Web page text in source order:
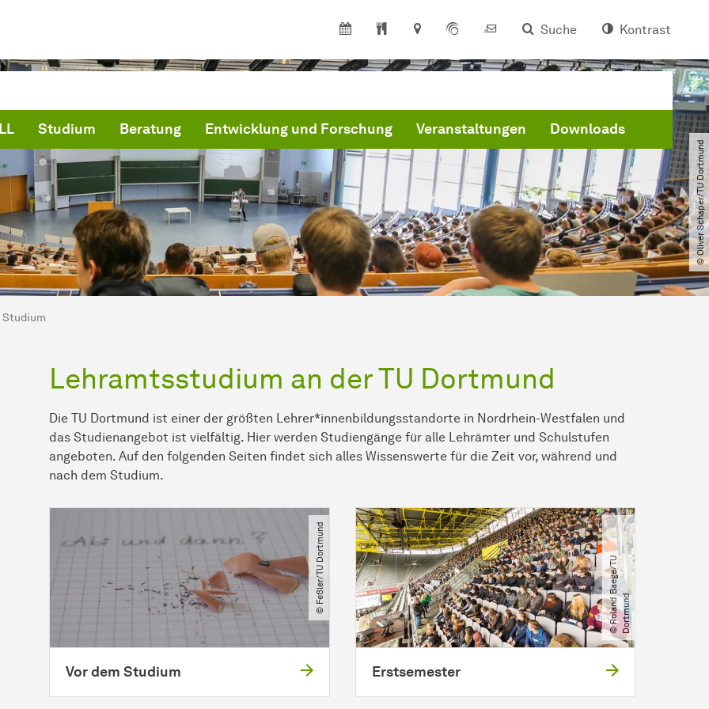
Suche Kontrast
Studium Beratung Entwicklung und Forschung Veranstaltungen Downloads
© Oliver Schaper​/​TU Dortmund
hier:
Studium
Lehramtsstudium an der TU Dortmund
Die TU Dortmund ist einer der größten Lehrer*innenbildungsstandorte in Nordrhein-Westfalen und
das Studienangebot ist vielfältig. Hier werden Studiengänge für alle Lehrämter und Schulstufen
angeboten. Auf den folgenden Seiten findet sich alles Wissenswerte für die Zeit vor, während und
nach dem Studium.
© Feßler​/​TU Dortmund
Vor dem Studium
©
R
o
l
a
n
d
B
a
e
g
e​
/​
T
U
D
o
r
t
m
u
nd
Erstsemester